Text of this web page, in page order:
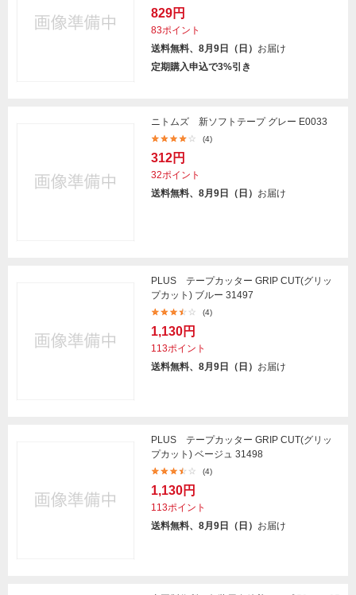
829円
83ポイント
送料無料、8月9日（日） お届け
定期購入申込で3%引き
ニトムズ 新ソフトテープ グレー E0033
(4)
312円
32ポイント
送料無料、8月9日（日） お届け
PLUS テープカッター GRIP CUT(グリッ
プカット) ブルー 31497
(4)
1,130円
113ポイント
送料無料、8月9日（日） お届け
PLUS テープカッター GRIP CUT(グリッ
プカット) ベージュ 31498
(4)
1,130円
113ポイント
送料無料、8月9日（日） お届け